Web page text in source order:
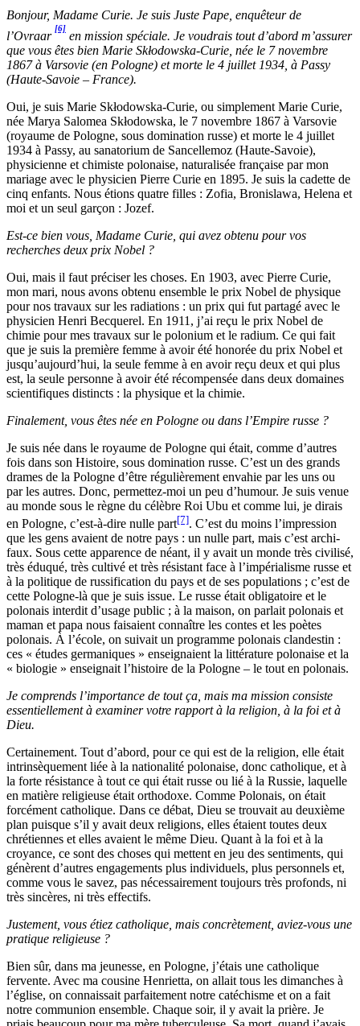
Bonjour, Madame Curie. Je suis Juste Pape, enquêteur de
l’Ovraar
[6]
en mission spéciale. Je voudrais tout d’abord m’assurer
que vous êtes bien Marie Skłodowska-Curie, née le 7 novembre
1867 à Varsovie (en Pologne) et morte le 4 juillet 1934, à Passy
(Haute-Savoie – France).
Oui, je suis Marie Skłodowska-Curie, ou simplement Marie Curie,
née Marya Salomea Skłodowska, le 7 novembre 1867 à Varsovie
(royaume de Pologne, sous domination russe) et morte le 4 juillet
1934 à Passy, au sanatorium de Sancellemoz (Haute-Savoie),
physicienne et chimiste polonaise, naturalisée française par mon
mariage avec le physicien Pierre Curie en 1895. Je suis la cadette de
cinq enfants. Nous étions quatre filles : Zofia, Bronislawa, Helena et
moi et un seul garçon : Jozef.
Est-ce bien vous, Madame Curie, qui avez obtenu pour vos
recherches deux prix Nobel ?
Oui, mais il faut préciser les choses. En 1903, avec Pierre Curie,
mon mari, nous avons obtenu ensemble le prix Nobel de physique
pour nos travaux sur les radiations : un prix qui fut partagé avec le
physicien Henri Becquerel. En 1911, j’ai reçu le prix Nobel de
chimie pour mes travaux sur le polonium et le radium. Ce qui fait
que je suis la première femme à avoir été honorée du prix Nobel et
jusqu’aujourd’hui, la seule femme à en avoir reçu deux et qui plus
est, la seule personne à avoir été récompensée dans deux domaines
scientifiques distincts : la physique et la chimie.
Finalement, vous êtes née en Pologne ou dans l’Empire russe ?
Je suis née dans le royaume de Pologne qui était, comme d’autres
fois dans son Histoire, sous domination russe. C’est un des grands
drames de la Pologne d’être régulièrement envahie par les uns ou
par les autres. Donc, permettez-moi un peu d’humour. Je suis venue
au monde sous le règne du célèbre Roi Ubu et comme lui, je dirais
en Pologne, c’est-à-dire nulle part[7]. C’est du moins l’impression
que les gens avaient de notre pays : un nulle part, mais c’est archi-
faux. Sous cette apparence de néant, il y avait un monde très civilisé,
très éduqué, très cultivé et très résistant face à l’impérialisme russe et
à la politique de russification du pays et de ses populations ; c’est de
cette Pologne-là que je suis issue. Le russe était obligatoire et le
polonais interdit d’usage public ; à la maison, on parlait polonais et
maman et papa nous faisaient connaître les contes et les poètes
polonais. À l’école, on suivait un programme polonais clandestin :
ces « études germaniques » enseignaient la littérature polonaise et la
« biologie » enseignait l’histoire de la Pologne – le tout en polonais.
Je comprends l’importance de tout ça, mais ma mission consiste
essentiellement à examiner votre rapport à la religion, à la foi et à
Dieu.
Certainement. Tout d’abord, pour ce qui est de la religion, elle était
intrinsèquement liée à la nationalité polonaise, donc catholique, et à
la forte résistance à tout ce qui était russe ou lié à la Russie, laquelle
en matière religieuse était orthodoxe. Comme Polonais, on était
forcément catholique. Dans ce débat, Dieu se trouvait au deuxième
plan puisque s’il y avait deux religions, elles étaient toutes deux
chrétiennes et elles avaient le même Dieu. Quant à la foi et à la
croyance, ce sont des choses qui mettent en jeu des sentiments, qui
génèrent d’autres engagements plus individuels, plus personnels et,
comme vous le savez, pas nécessairement toujours très profonds, ni
très sincères, ni très effectifs.
Justement, vous étiez catholique, mais concrètement, aviez-vous une
pratique religieuse ?
Bien sûr, dans ma jeunesse, en Pologne, j’étais une catholique
fervente. Avec ma cousine Henrietta, on allait tous les dimanches à
l’église, on connaissait parfaitement notre catéchisme et on a fait
notre communion ensemble. Chaque soir, il y avait la prière. Je